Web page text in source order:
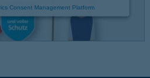
Consent Management Platform